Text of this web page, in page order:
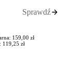
Sprawdź
159,00 zł
119,25 zł